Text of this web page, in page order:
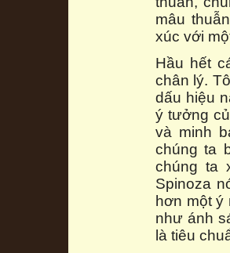
mâu
xúc với
Hầu hết
chân lý.
dấu hiệu
ý tưởng
và minh
chúng ta
chúng ta
Spinoza
hơn một ý
như ánh
là tiêu